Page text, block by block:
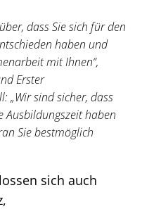
dass Sie sich für den
haben und
mit Ihnen“,
Erster
„Wir sind sicher, dass
Ausbildungszeit haben
Sie bestmöglich
sich auch